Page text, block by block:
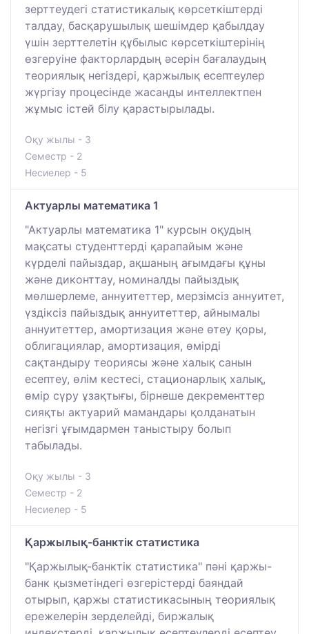
зерттеудегі статистикалық көрсеткіштерді
талдау, басқарушылық шешімдер қабылдау
үшін зерттелетін құбылыс көрсеткіштерінің
өзгеруіне факторлардың әсерін бағалаудың
теориялық негіздері, қаржылық есептеулер
жүргізу процесінде жасанды интеллектпен
жұмыс істей білу қарастырылады.
Оқу жылы - 3
Семестр - 2
Несиелер - 5
Актуарлы математика 1
"Актуарлы математика 1" курсын оқудың
мақсаты студенттерді қарапайым және
күрделі пайыздар, ақшаның ағымдағы құны
және диконттау, номиналды пайыздық
мөлшерлеме, аннуитеттер, мерзімсіз аннуитет,
үздіксіз пайыздық аннуитеттер, айнымалы
аннуитеттер, амортизация және өтеу қоры,
облигациялар, амортизация, өмірді
сақтандыру теориясы және халық санын
есептеу, өлім кестесі, стационарлық халық,
өмір сүру ұзақтығы, бірнеше декременттер
сияқты актуарий мамандары қолданатын
негізгі ұғымдармен таныстыру болып
табылады.
Оқу жылы - 3
Семестр - 2
Несиелер - 5
Қаржылық-банктік статистика
"Қаржылық-банктік статистика" пәні қаржы-
банк қызметіндегі өзгерістерді баяндай
отырып, қаржы статистикасының теориялық
ережелерін зерделейді, биржалық